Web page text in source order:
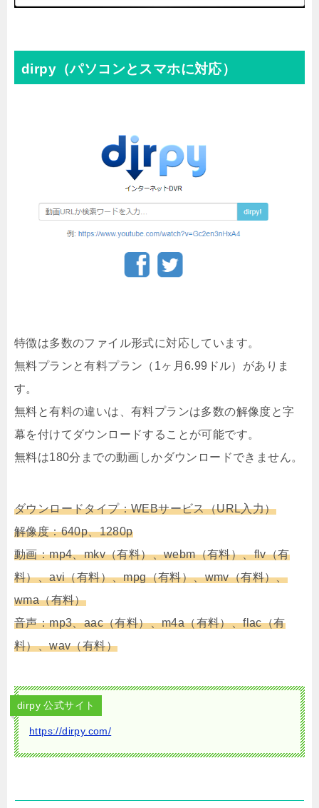
dirpy（パソコンとスマホに対応）
特徴は多数のファイル形式に対応しています。
無料プランと有料プラン（1ヶ月6.99ドル）がありま
す。
無料と有料の違いは、有料プランは多数の解像度と字
幕を付けてダウンロードすることが可能です。
無料は180分までの動画しかダウンロードできません。
ダウンロードタイプ：WEBサービス（URL入力）
解像度：640p、1280p
動画：mp4、mkv（有料）、webm（有料）、flv（有
料）、avi（有料）、mpg（有料）、wmv（有料）、
wma（有料）
音声：mp3、aac（有料）、m4a（有料）、flac（有
料）、wav（有料）
dirpy 公式サイト
https://dirpy.com/